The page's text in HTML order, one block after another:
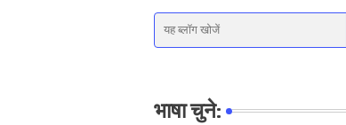
भाषा चुने: